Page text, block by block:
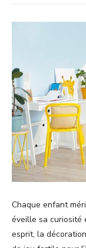
Chaque enfant
éveille sa curiosité
esprit, la